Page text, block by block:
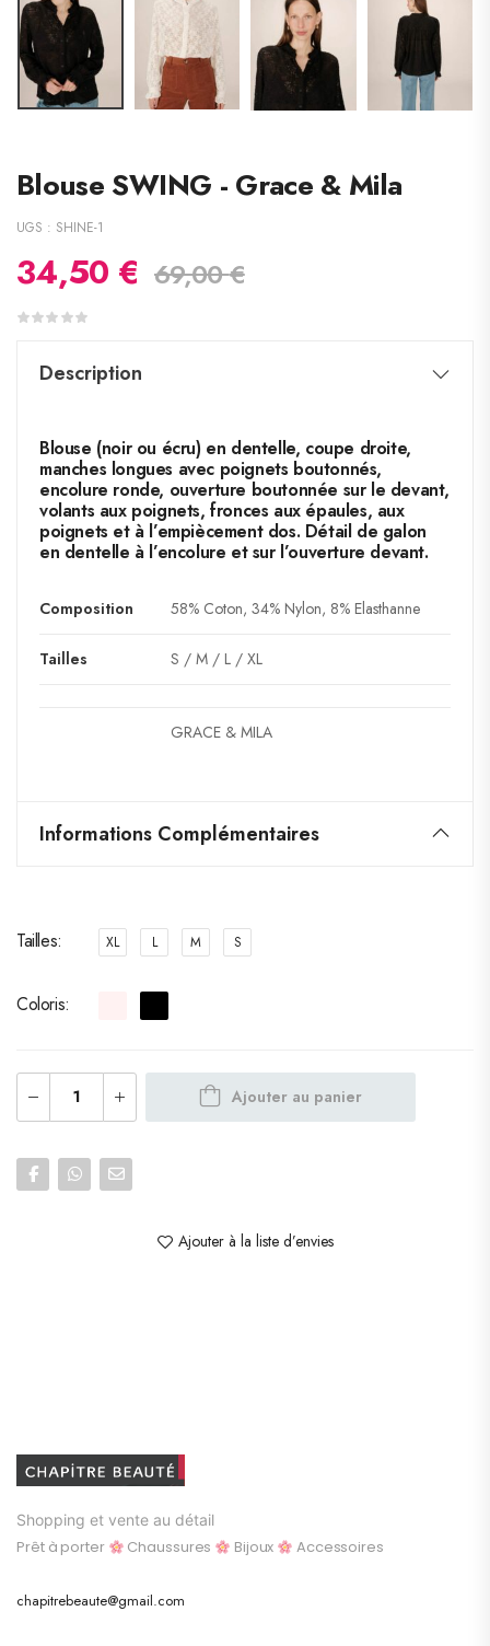
Blouse SWING - Grace & Mila
UGS : SHINE-1
34,50 € 69,00€
Description
Blouse (noir ou écru) en dentelle, coupe droite,
manches longues avec poignets boutonnés,
encolure ronde, ouverture boutonnée sur le devant,
volants aux poignets, fronces aux épaules, aux
poignets et à l’empiècement dos. Détail de galon
en dentelle à l’encolure et sur l’ouverture devant.
Composition 58% Coton, 34% Nylon, 8% Elasthanne
Tailles S / M / L / XL
GRACE & MILA
Informations Complémentaires
Tailles XL L M S
Coloris
Ajouter au panier
Ajouter à la liste d’envies
Shopping et vente au détail
Prêt à porter Chaussures Bijoux Accessoires
chapitrebeaute@gmail.com